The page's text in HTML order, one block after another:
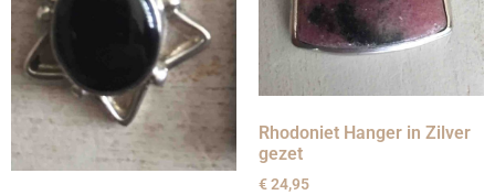
Rhodoniet Hanger in Zilver
gezet
€24,95